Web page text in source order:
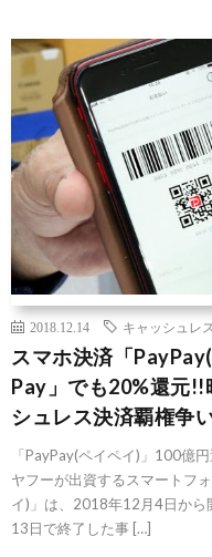
2018.12.14 キャッシュレ
スマホ決済「
Pay」でも20%還元!!
シュレス決済覇権争
「PayPay(ペイペイ)」100億
ヤフーが出資するスマートフ
イ)」は、2018年12月4日から
13日で終了した事 […]